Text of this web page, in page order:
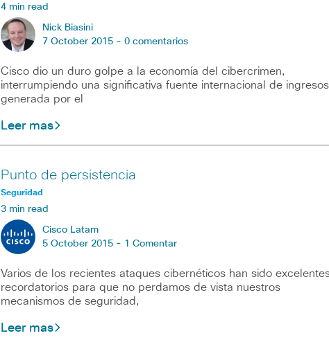
4 min read
Nick Biasini
7 October 2015 - 0 comentarios
Cisco dio un duro golpe a la economía del cibercrimen,
interrumpiendo una significativa fuente internacional de ingresos
generada por el
Leer mas
Punto de persistencia
Seguridad
3 min read
Cisco Latam
5 October 2015 - 1 Comentar
Varios de los recientes ataques cibernéticos han sido
recordatorios para que no perdamos de vista nuestros
mecanismos de seguridad,
Leer mas